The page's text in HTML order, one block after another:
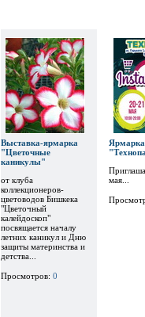
Выставка-ярмарка
"Цветочные
каникулы"
от клуба
коллекционеров-
цветоводов Бишкека
"Цветочный
калейдоскоп"
посвящается началу
летних каникул и Дню
защиты материнства и
детства...
Просмотров: 0
мая...